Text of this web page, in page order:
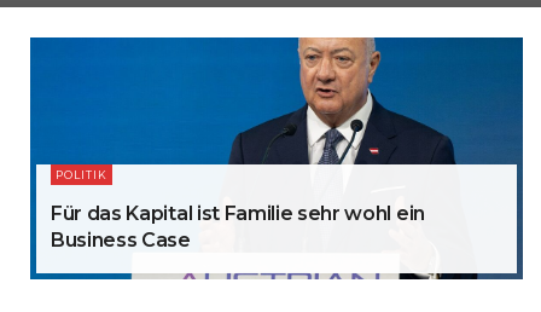
POLITIK
Für das Kapital ist Familie sehr wohl ein
Business Case